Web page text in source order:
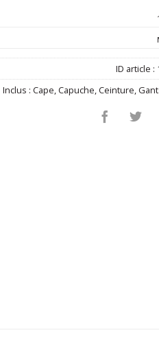
ID article :
Inclus : Cape Capuche Ceinture